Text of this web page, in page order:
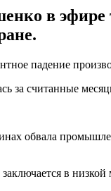
в эфире
падение
за считанные
обвала
в